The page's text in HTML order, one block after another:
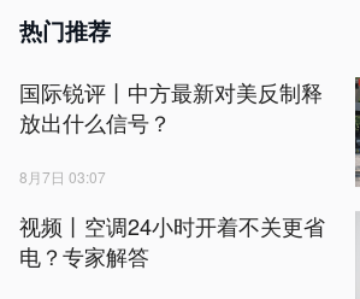
热门推荐
国际锐评丨中方最新对美反制释
放出什么信号？
8月7日 03:07
视频丨空调24小时开着不关更省
电？专家解答